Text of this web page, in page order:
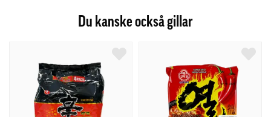
Du kanske också gillar